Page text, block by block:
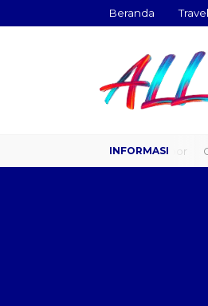
Beranda Travel
Travel Door to Door Charter